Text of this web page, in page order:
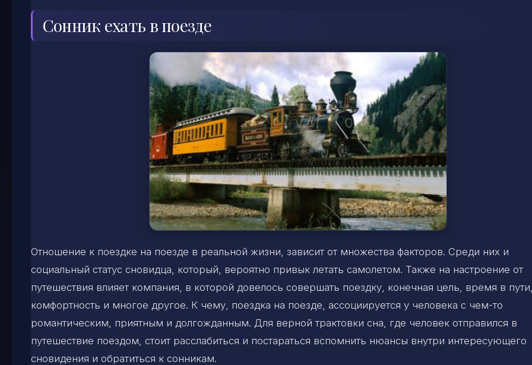
Сонник ехать в поезде
Отношение к поездке на поезде в реальной жизни, зависит от множества факторов. Среди них и
социальный статус сновидца, который, вероятно привык летать самолетом. Также на настроение от
путешествия влияет компания, в которой довелось совершать поездку, конечная цель, время в пути,
комфортность и многое другое. К чему, поездка на поезде, ассоциируется у человека с чем-то
романтическим, приятным и долгожданным. Для верной трактовки сна, где человек отправился в
путешествие поездом, стоит расслабиться и постараться вспомнить нюансы внутри интересующего
сновидения и обратиться к сонникам.